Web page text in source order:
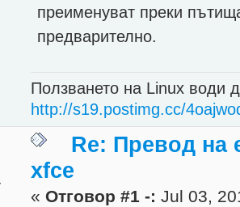
преименуват преки
предварително.
Ползването на Linux води
http://s19.postimg.cc/
Re: Превод на
xfce
« Отговор #1 -: Jul 03,